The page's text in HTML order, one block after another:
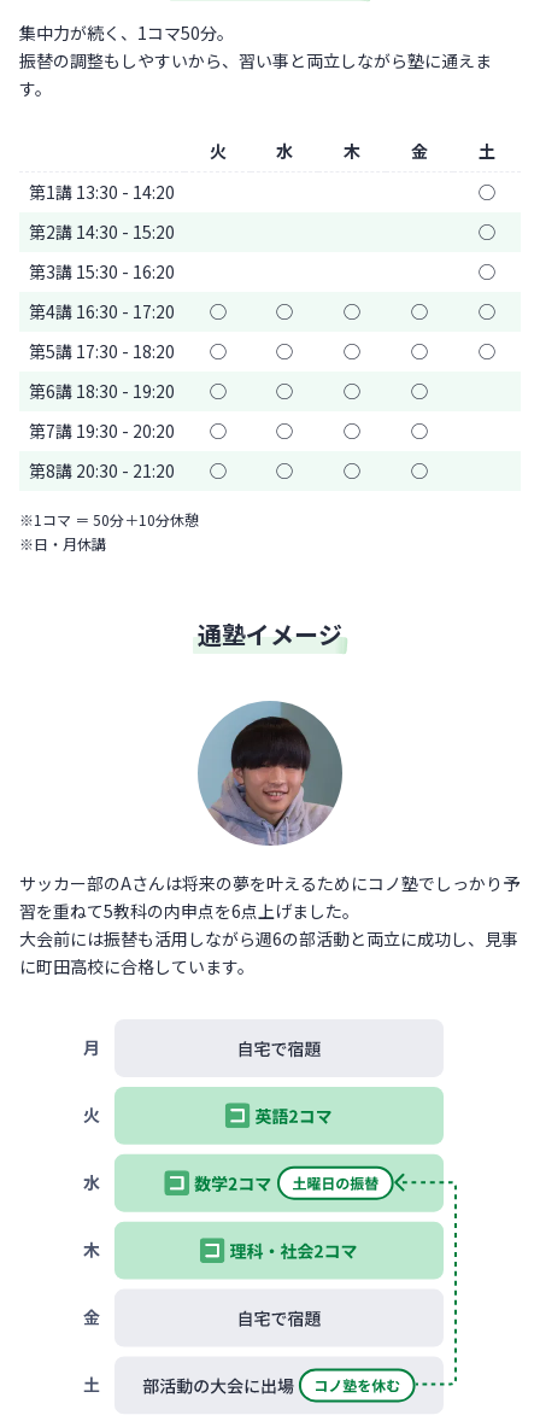
集中力が続く、1コマ50分。
振替の調整もしやすいから、習い事と両立しながら塾に通えま
す。
火 水 木 金
土
第1講 13:30 - 14:20
◯
第2講 14:30 - 15:20
◯
第3講 15:30 - 16:20
◯
第4講 16:30 - 17:20
◯ ◯ ◯ ◯
◯
第5講 17:30 - 18:20
◯ ◯ ◯ ◯
◯
第6講 18:30 - 19:20
◯ ◯ ◯
◯
第7講 19:30 - 20:20
◯ ◯ ◯
◯
第8講 20:30 - 21:20
◯ ◯ ◯ ◯
※1コマ ＝ 50分＋10分休憩
※日・月休講
通塾イメージ
サッカー部のAさんは将来の夢を叶えるためにコノ塾でしっかり予
習を重ねて5教科の内申点を6点上げました。
大会前には振替も活用しながら週6の部活動と両立に成功し、見事
に町田高校に合格しています。